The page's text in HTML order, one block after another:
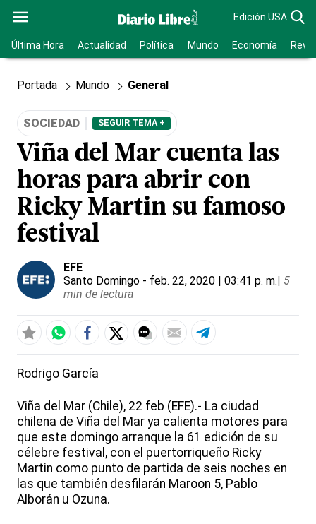
Edición USA
Última Hora Actualidad Política Mundo Economía
Portada Mundo General
SOCIEDAD SEGUIR TEMA +
Viña del Mar cuenta las
horas para abrir con
Ricky Martin su famoso
festival
EFE
Santo Domingo - feb. 22, 2020 | 03:41 p. m.| 5
min de lectura
Rodrigo García
Viña del Mar (Chile), 22 feb (EFE).- La ciudad
chilena de Viña del Mar ya calienta motores para
que este domingo arranque la 61 edición de su
célebre festival, con el puertorriqueño Ricky
Martin como punto de partida de seis noches en
las que también desfilarán Maroon 5, Pablo
Alborán u Ozuna.